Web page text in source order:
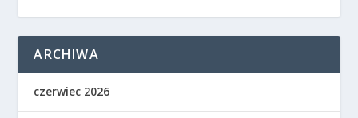
ARCHIWA
czerwiec 2026